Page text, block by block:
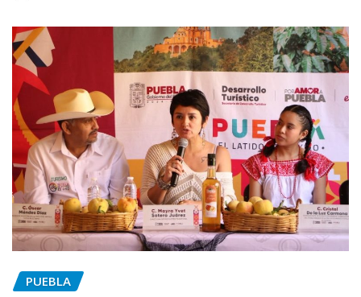
PUEBLA